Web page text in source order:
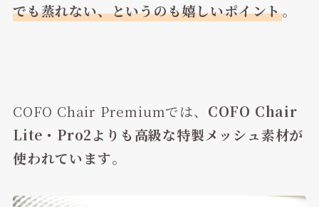
でも蒸れない、というのも嬉しいポイント。
COFO Chair Premiumでは、 COFO Chair
Lite・Pro2よりも高級な特製メッシュ素材が
使われています。